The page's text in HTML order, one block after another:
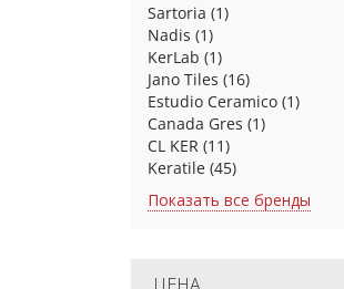
Sartoria (1)
Nadis (1)
KerLab (1)
Jano Tiles (16)
Estudio Ceramico (1)
Canada Gres (1)
CL KER (11)
Keratile (45)
Показать все бренды